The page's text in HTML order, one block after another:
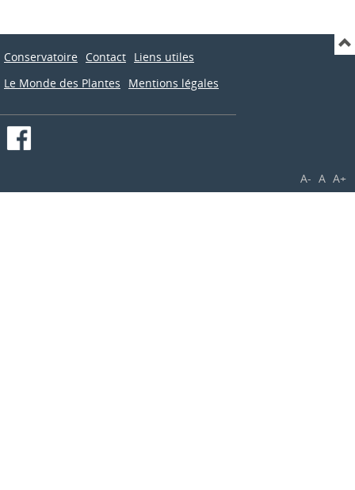
Conservatoire Contact Liens utiles
Le Monde des Plantes
Mentions légales
A- A A+